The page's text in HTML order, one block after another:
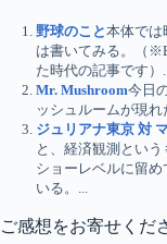
野球のこと本体では
は書いてみる。（
た時代の記事です）...
Mr. Mushroom今日
ッシュルームが現れ
ジュリアナ東京 対
と、経済観測とい
ショーレベルに留
いる。...
ご感想をお寄せくだ